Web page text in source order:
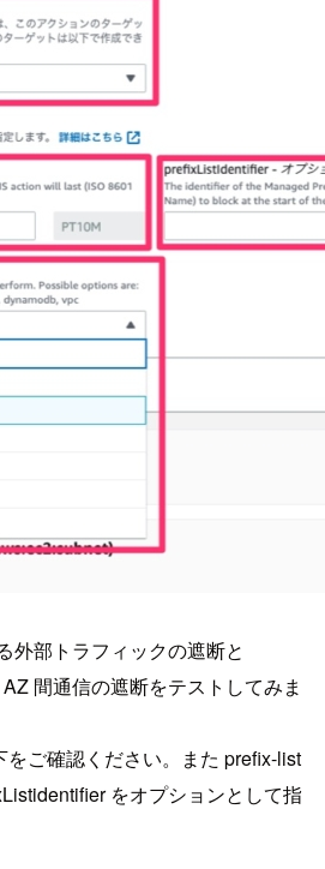
外部トラフィックの遮断と
間通信の遮断をテストしてみま
ご確認ください。また prefix-list
をオプションとして指